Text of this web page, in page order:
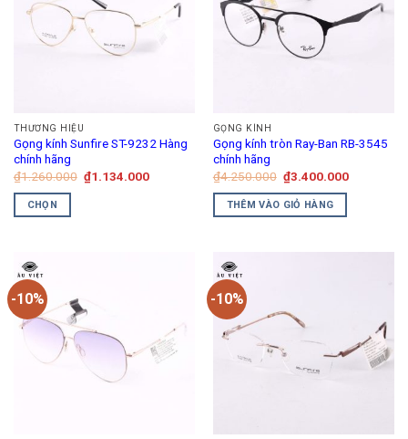
THƯƠNG HIỆU
Gọng kính Sunfire ST-9232 Hàng
chính hãng
₫1.260.000 Giá
gốc
₫1.134.000Giá
CHỌN
này
có
nhiều
biến
GỌNG KÍNH
Gọng kính tròn Ray-Ban RB-3545
chính hãng
₫4.250.000 Giá
gốc
là:
₫4.250.000.
₫3.400.000Giá
THÊM VÀO GIỎ HÀNG
-10% -10%